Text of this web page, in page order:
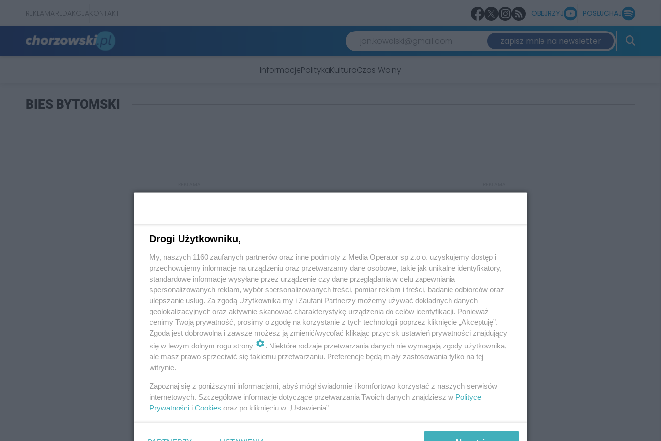
REKLAMAREDAKCJAKONTAKT OBEJRZYJ POSŁUCHAJ
zapisz mnie na newsletter
InformacjePolitykaKulturaCzas Wolny
BIES BYTOMSKI
REKLAMA REKLAMA
Drogi Użytkowniku,
My, naszych 1160 zaufanych partnerów oraz inne podmioty z Media Operator sp z.o.o. uzyskujemy dostęp i
przechowujemy informacje na urządzeniu oraz przetwarzamy dane osobowe, takie jak unikalne identyfikatory,
standardowe informacje wysyłane przez urządzenie czy dane przeglądania w celu zapewniania
spersonalizowanych reklam, wybór spersonalizowanych treści, pomiar reklam i treści, badanie odbiorców oraz
ulepszanie usług. Za zgodą Użytkownika my i Zaufani Partnerzy możemy używać dokładnych danych
geolokalizacyjnych oraz aktywnie skanować charakterystykę urządzenia do celów identyfikacji. Ponieważ
cenimy Twoją prywatność, prosimy o zgodę na korzystanie z tych technologii poprzez kliknięcie „Akceptuję”.
Zgoda jest dobrowolna i zawsze możesz ją zmienić/wycofać klikając przycisk ustawień prywatności znajdujący
się w lewym dolnym rogu strony
. Niektóre rodzaje przetwarzania danych nie wymagają zgody użytkownika,
ale masz prawo sprzeciwić się takiemu przetwarzaniu. Preferencje będą miały zastosowania tylko na tej
witrynie.
Zapoznaj się z poniższymi informacjami, abyś mógł świadomie i komfortowo korzystać z naszych serwisów
internetowych. Szczegółowe informacje dotyczące przetwarzania Twoich danych znajdziesz w Polityce
Prywatności i Cookies oraz po kliknięciu w „Ustawienia”.